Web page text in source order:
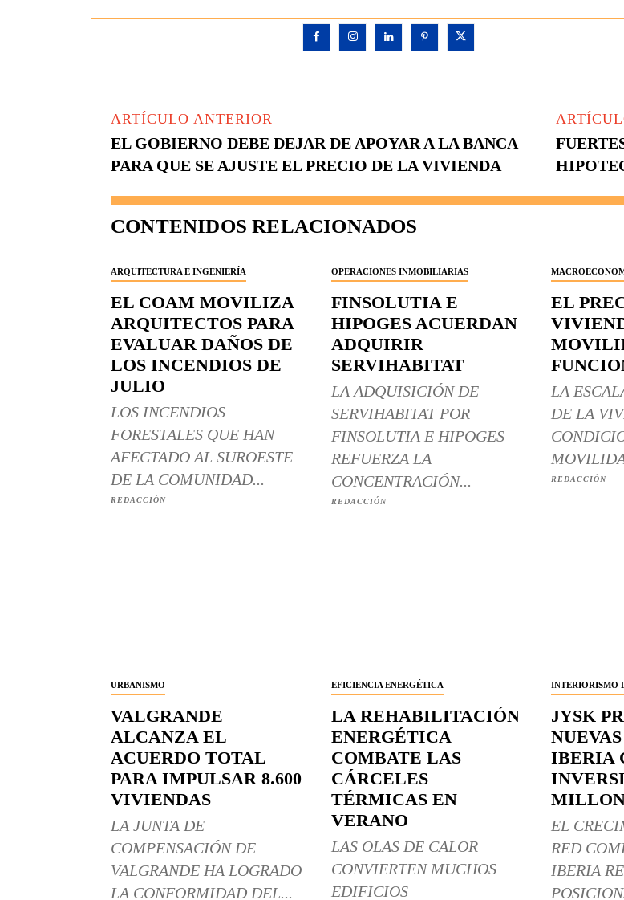
ARTÍCULO ANTERIOR
EL GOBIERNO DEBE DEJAR DE APOYAR A LA BANCA
PARA QUE SE AJUSTE EL PRECIO DE LA VIVIENDA
CONTENIDOS RELACIONADOS
ARQUITECTURA E INGENIERÍA
EL COAM MOVILIZA
ARQUITECTOS PARA
EVALUAR DAÑOS DE
LOS INCENDIOS DE
JULIO
LOS INCENDIOS
FORESTALES QUE HAN
AFECTADO AL SUROESTE
DE LA COMUNIDAD...
REDACCIÓN
OPERACIONES INMOBILIARIAS
FINSOLUTIA E
HIPOGES ACUERDAN
ADQUIRIR
SERVIHABITAT
LA ADQUISICIÓN DE
SERVIHABITAT POR
FINSOLUTIA E HIPOGES
REFUERZA LA
CONCENTRACIÓN...
REDACCIÓN
EL
LA
DE LA
REDACCIÓN
URBANISMO
VALGRANDE
ALCANZA EL
ACUERDO TOTAL
PARA IMPULSAR 8.600
VIVIENDAS
LA JUNTA DE
COMPENSACIÓN DE
VALGRANDE HA LOGRADO
LA CONFORMIDAD DEL...
EFICIENCIA ENERGÉTICA
LA REHABILITACIÓN
ENERGÉTICA
COMBATE LAS
CÁRCELES
TÉRMICAS EN
VERANO
LAS OLAS DE CALOR
CONVIERTEN MUCHOS
EDIFICIOS
INTERIORISMO
JYSK
IBERIA
EL
RED
IBERIA